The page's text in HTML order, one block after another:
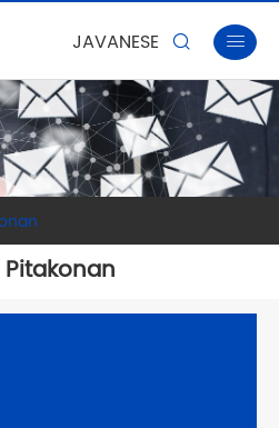
JAVANESE  